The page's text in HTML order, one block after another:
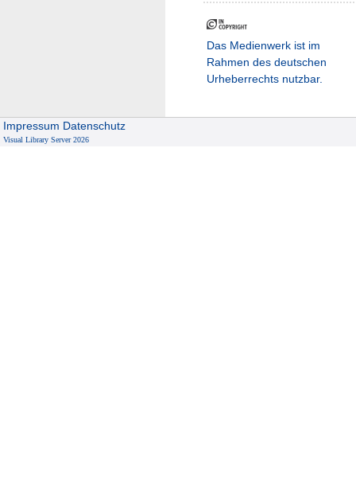
Das Medienwerk ist im
Rahmen des deutschen
Urheberrechts nutzbar.
Impressum Datenschutz
Visual Library Server 2026